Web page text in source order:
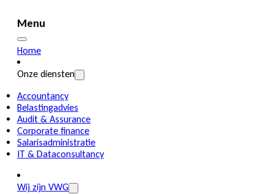
Menu
Home
Onze diensten
Accountancy
Belastingadvies
Audit & Assurance
Corporate finance
Salarisadministratie
IT & Dataconsultancy
Wij zijn VWG